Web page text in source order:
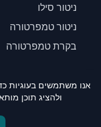
ניטור סילו
ניטור טמפרטורה
בקרת טמפרטורה
© 2026 Agrinovo. כל הזכויות שמורות.
אנו משתמשים בעוגיות
ולהציג תוכן